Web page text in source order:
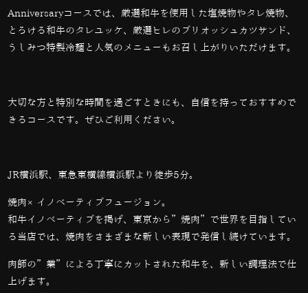
Anniversaryコースでは、厳選和牛を使用した塩焼物やタレ焼物、
とろける和牛のタレユッケ、厳選ヒレのブリオッシュカツサンド、
うしみつ特製冷麺と人気のメニューもお召し上がりいただけます。
大切な方と特別な時間を過ごすときにも、自信を持っておすすめで
きるコースです。ぜひご利用ください。
JR横浜駅、東急東横線横浜駅より徒歩5分。
焼肉×イノベーティブフュージョン。
和牛イノベーティブを掲げ、東京から”焼肉”で世界を目指してい
る当店では、焼肉をさまざまな新しい表現で発信し続けています。
肉師の”業”による丁寧にカットされた和牛を、新しい調理法で仕
上げます。